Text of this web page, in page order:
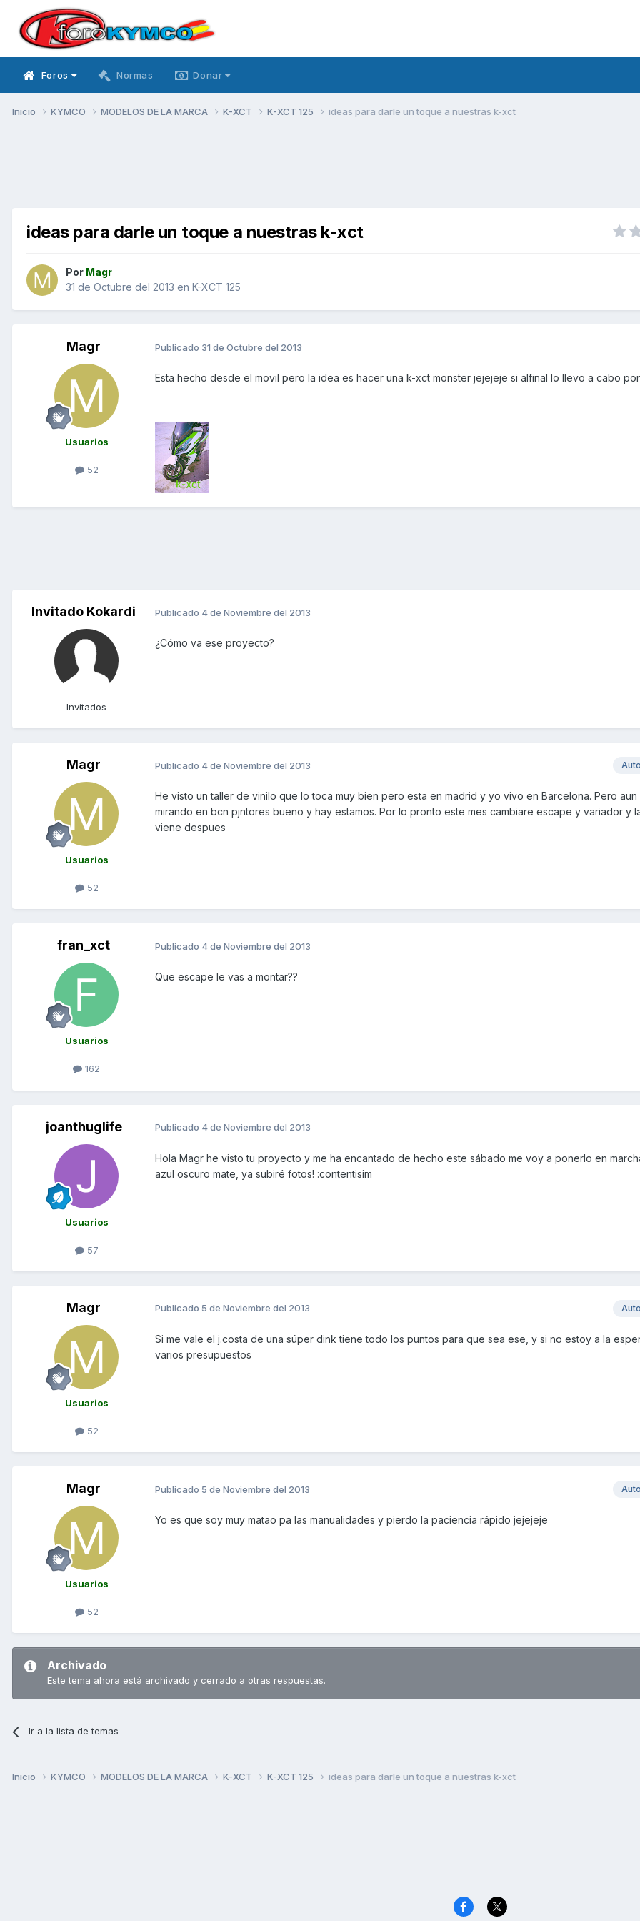
Foros Normas Donar
Inicio KYMCO MODELOS DE LA MARCA K-XCT K-XCT 125 ideas para darle un toque a nuestras k-xct
ideas para darle un toque a nuestras k-xct
Por Magr
31 de Octubre del 2013 en K-XCT 125
Magr
Usuarios
52
Publicado 31 de Octubre del 2013
Esta hecho desde el movil pero la idea es hacer una k-xct monster jejejeje si alfinal lo llevo a cabo
Invitado Kokardi
Invitados
Publicado 4 de Noviembre del 2013
¿Cómo va ese proyecto?
Magr
Usuarios
52
Publicado 4 de Noviembre del 2013
He visto un taller de vinilo que lo toca muy bien pero esta en madrid y yo vivo en Barcelona. Pero
mirando en bcn pjntores bueno y hay estamos. Por lo pronto este mes cambiare escape y variador y
viene despues
fran_xct
Usuarios
162
Publicado 4 de Noviembre del 2013
Que escape le vas a montar??
joanthuglife
Usuarios
57
Publicado 4 de Noviembre del 2013
Hola Magr he visto tu proyecto y me ha encantado de hecho este sábado me voy a ponerlo en
azul oscuro mate, ya subiré fotos! :contentisim
Magr
Usuarios
52
Publicado 5 de Noviembre del 2013
Si me vale el j.costa de una súper dink tiene todo los puntos para que sea ese, y si no estoy a la
varios presupuestos
Magr
Usuarios
52
Publicado 5 de Noviembre del 2013
Yo es que soy muy matao pa las manualidades y pierdo la paciencia rápido jejejeje
Archivado
Este tema ahora está archivado y cerrado a otras respuestas.
Ir a la lista de temas
Inicio KYMCO MODELOS DE LA MARCA K-XCT K-XCT 125 ideas para darle un toque a nuestras k-xct